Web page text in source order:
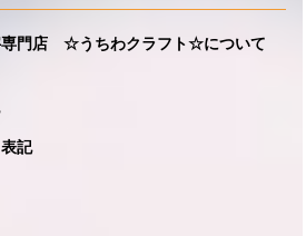
専門店 ☆うちわクラフト☆について
記